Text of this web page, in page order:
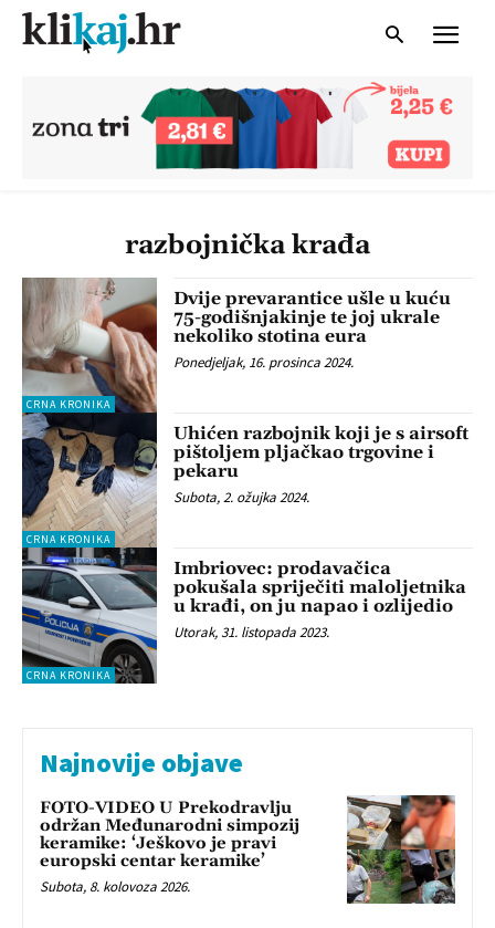
razbojnička krađa
CRNA KRONIKA
Dvije prevarantice ušle u kuću
75-godišnjakinje te joj ukrale
nekoliko stotina eura
Ponedjeljak, 16. prosinca 2024.
CRNA KRONIKA
Uhićen razbojnik koji je s airsoft
pištoljem pljačkao trgovine i
pekaru
Subota, 2. ožujka 2024.
CRNA KRONIKA
Imbriovec: prodavačica
pokušala spriječiti maloljetnika
u krađi, on ju napao i ozlijedio
Utorak, 31. listopada 2023.
Najnovije objave
FOTO-VIDEO U Prekodravlju
održan Međunarodni simpozij
keramike: ‘Ješkovo je pravi
europski centar keramike’
Subota, 8. kolovoza 2026.